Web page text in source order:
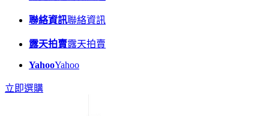
聯絡資訊聯絡資訊
露天拍賣露天拍賣
YahooYahoo
立即選購